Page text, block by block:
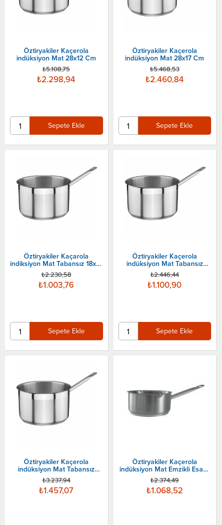
Öztiryakiler Kaçerola
indüksiyon Mat 28x12 Cm
₺2.298,94
₺5.108,75
Sepete Ekle
Öztiryakiler Kaçerola
indüksiyon Mat 28x17 Cm
₺2.460,84
₺5.468,53
Sepete Ekle
Öztiryakiler Kaçarola
indiksiyon Mat Tabansız 18x12
Cm
₺1.003,76
₺2.230,58
Sepete Ekle
Öztiryakiler Kaçerola
indüksiyon Mat Tabansız
20x13 Cm
₺1.100,90
₺2.446,44
Sepete Ekle
Öztiryakiler Kaçerola
indüksiyon Mat Tabansız
24x15 Cm
₺1.457,07
₺3.237,94
Öztiryakiler Kaçerola
indüksiyon Mat Emzikli Esasy
Pour 16x7,5 Cm
₺1.068,52
₺2.374,49